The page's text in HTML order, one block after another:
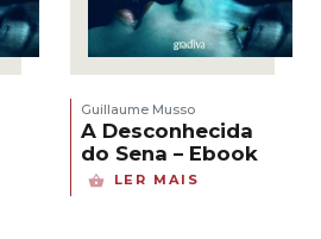
Guillaume Musso
A Desconhecida
do Sena – Ebook
LER MAIS